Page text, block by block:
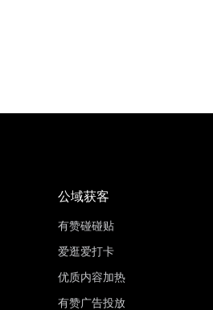
公域获客
有赞碰碰贴
爱逛爱打卡
优质内容加热
有赞广告投放